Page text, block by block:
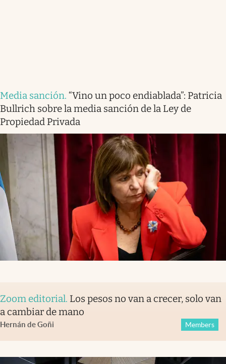
Media sanción. “Vino un poco endiablada”: Patricia
Bullrich sobre la media sanción de la Ley de
Propiedad Privada
Zoom editorial. Los pesos no van a crecer, solo van
a cambiar de mano
Hernán de Goñi Members